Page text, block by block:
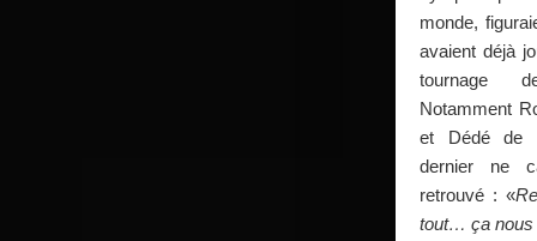
monde,
avaient déjà
tournage
Notamment
et Dédé de
dernier ne
retrouvé : «
tout… ça nous